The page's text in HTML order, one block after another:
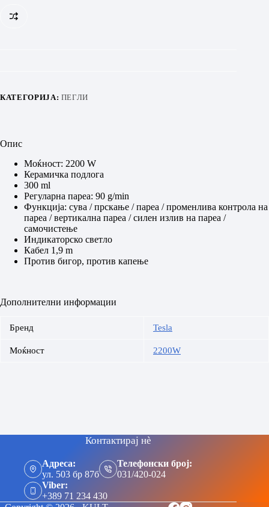
КАТЕГОРИЈА: ПЕГЛИ
Опис
Моќност: 2200 W
Керамичкa подлога
300 ml
Регуларна пареа: 90 g/min
Функција: сува / прскање / пареа / променлива контрола на
пареа / вертикална пареа / силен излив на пареа /
самочистење
Индикаторско светло
Кабел 1,9 m
Против бигор, против капење
Дополнителни информации
Бренд Tesla
Моќност 2200W
Контактирај нè
Адреса:
ул. 503 бр 87б
Телефонски број:
031/420-024
Viber:
+389 71 234 430